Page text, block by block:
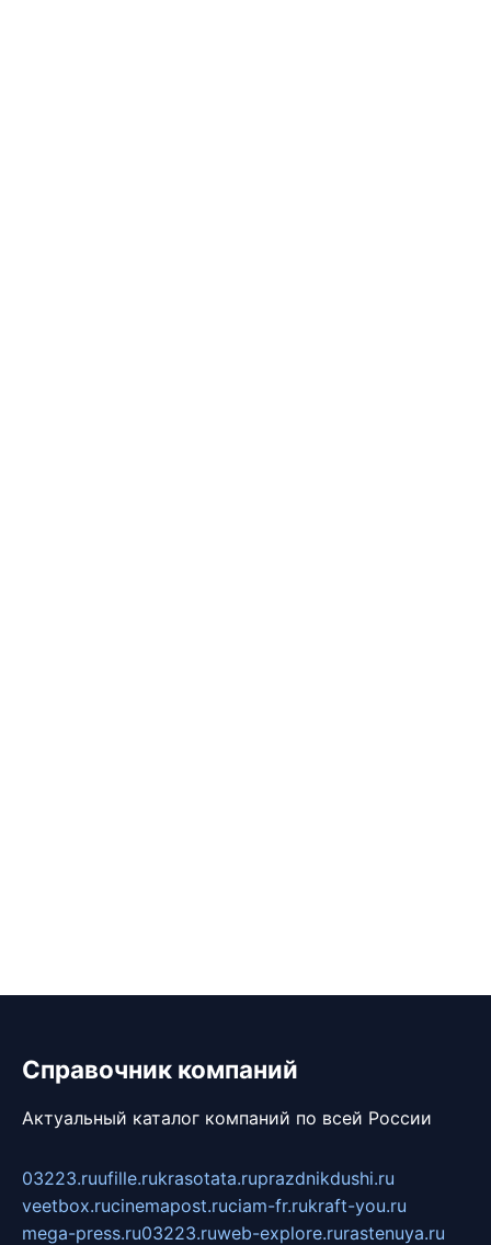
Справочник компаний
Актуальный каталог компаний по всей России
03223.ruufille.rukrasotata.ruprazdnikdushi.ru
veetbox.rucinemapost.ruciam-fr.rukraft-you.ru
mega-press.ru03223.ruweb-explore.rurastenuya.ru